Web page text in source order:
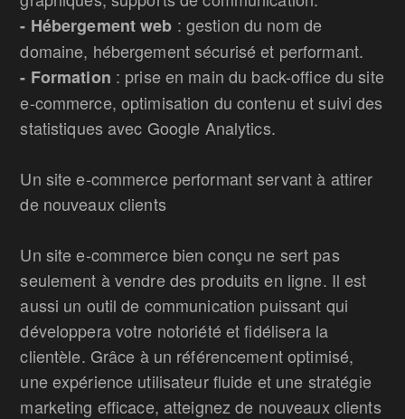
- Hébergement web : gestion du nom de
domaine, hébergement sécurisé et performant.
- Formation : prise en main du back-office du site
e-commerce, optimisation du contenu et suivi des
statistiques avec Google Analytics.
Un site e-commerce performant servant à attirer
de nouveaux clients
Un site e-commerce bien conçu ne sert pas
seulement à vendre des produits en ligne. Il est
aussi un outil de communication puissant qui
développera votre notoriété et fidélisera la
clientèle. Grâce à un référencement optimisé,
une expérience utilisateur fluide et une stratégie
marketing efficace, atteignez de nouveaux clients